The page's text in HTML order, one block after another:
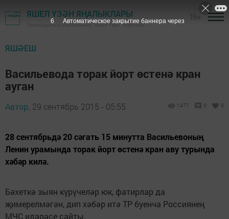
ЯШЕЛ ҮЗӘН ЯҢАЛЫКЛАРЫ
Зеленодольск районының "Яшел Үзән" газетасы
ЯШӘЕШ
Васильевода торак йорт өстенә кран
ауган
Автор, 29 сентябрь 2015 - 05:55 1477 0 0
28 сентябрьдә 20 сәгать 15 минутта Васильевоның
Ленин урамында торак йорт өстенә кран аву турында
хәбәр килә.
Бәхеткә зыян күрүчеләр юк, фатирлар да
җимерелмәгән, дип хәбәр итә ТР буенча Россиянең
МЧС идарәсе сайты.
5 Автоматическое закрытие баннера через